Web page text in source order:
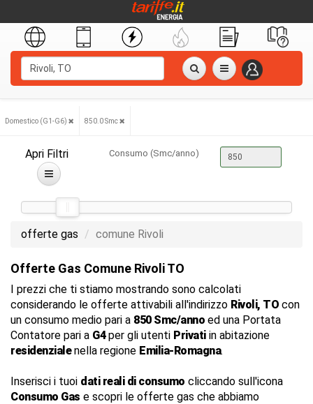
Domestico (G1-G6) 850.0 Smc
Apri Filtri Consumo (Smc/anno)
offerte gas comune Rivoli
Offerte Gas Comune Rivoli TO
I prezzi che ti stiamo mostrando sono calcolati
considerando le offerte attivabili all'indirizzo Rivoli, TO con
un consumo medio pari a 850 Smc/anno ed una Portata
Contatore pari a G4per gli utenti Privatiin abitazione
residenzialenella regione Emilia-Romagna.
Inserisci i tuoi dati reali di consumo cliccando sull'icona
Consumo Gas e scopri le offerte gas che abbiamo